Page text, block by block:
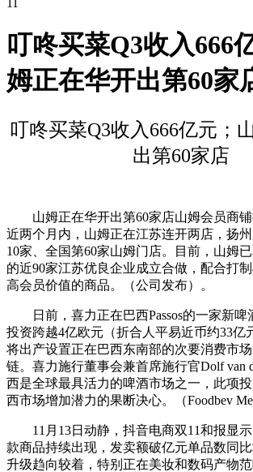
11
叮咚买菜Q3收入666
姆正在华开出第60家
叮咚买菜Q3收入666亿元；
出第60家店
山姆正在华开出第60家店山姆会员商铺
近两个月内，山姆正在江苏连开两店，扬
10家、全国第60家山姆门店。目前，山姆
的近90家江苏优良企业成立合做，配合打制
高会员价值的商品。（公司发布）。
日前，喜力正在巴西Passos的一家新啤
投资跨越4亿欧元（折合人平易近币约33亿
将出产设置正在巴西东南部的次要消费市
链。喜力施行董事会兼首席施行官Dolf van
西是全球最具活力的啤酒市场之一，此项
西市场增加潜力的果断决心。（Foodbev
11月13日动静，抖音电商双11和报显示
款商品持续出现，发卖额破亿元单品数同
升级趋向较着，特别正在美妆和数码产物